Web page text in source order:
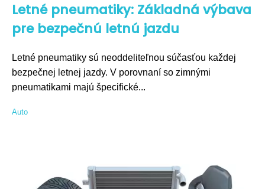
Letné pneumatiky: Základná výbava
pre bezpečnú letnú jazdu
Letné pneumatiky sú neoddeliteľnou súčasťou každej
bezpečnej letnej jazdy. V porovnaní so zimnými
pneumatikami majú špecifické...
Auto